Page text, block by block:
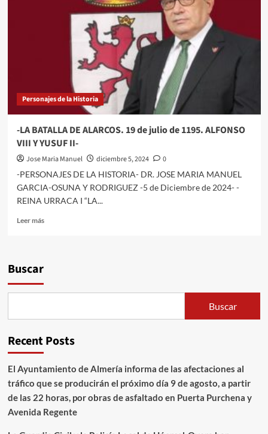
Personajes de la Historia
-LA BATALLA DE ALARCOS. 19 de julio de 1195. ALFONSO
VIII Y YUSUF II-
Jose Maria Manuel diciembre 5, 2024
0
-PERSONAJES DE LA HISTORIA- DR. JOSE MARIA MANUEL
GARCIA-OSUNA Y RODRIGUEZ -5 de Diciembre de 2024- -
REINA URRACA I “LA...
Leer másLeer
DE
de
de
1195.
ALFONSO
Y
YUSUF
II-
Buscar
Buscar
Recent Posts
El Ayuntamiento de Almería informa de las afectaciones al
tráfico que se producirán el próximo día 9 de agosto, a partir
de las 22 horas, por obras de asfaltado en Puerta Purchena y
Avenida Regente